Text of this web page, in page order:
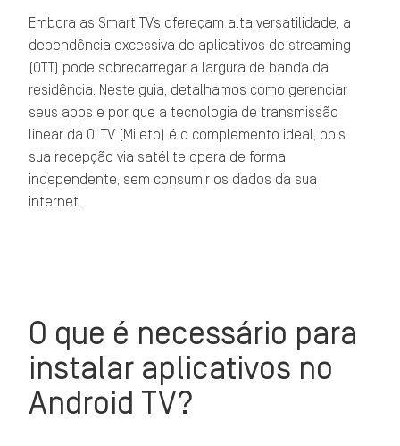
Embora as Smart TVs ofereçam alta versatilidade, a
dependência excessiva de aplicativos de streaming
(OTT) pode sobrecarregar a largura de banda da
residência. Neste guia, detalhamos como gerenciar
seus apps e por que a tecnologia de transmissão
linear da Oi TV (Mileto) é o complemento ideal, pois
sua recepção via satélite opera de forma
independente, sem consumir os dados da sua
internet.
O que é necessário para
instalar aplicativos no
Android TV?